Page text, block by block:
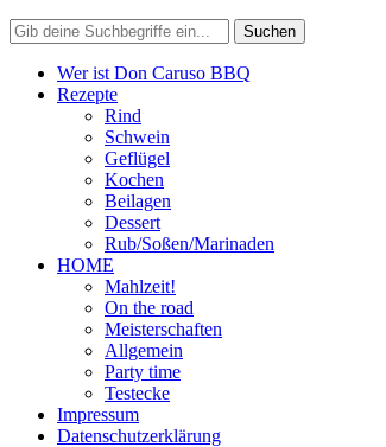
Wer ist Don Caruso BBQ
Rezepte
Rind
Schwein
Geflügel
Kochen
Beilagen
Dessert
Rub/Soßen/Marinaden
HOME
Mahlzeit!
On the road
Meisterschaften
Allgemein
Party time
Testecke
Impressum
Datenschutzerklärung